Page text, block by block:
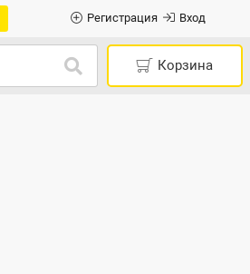
Регистрация Вход
Корзина